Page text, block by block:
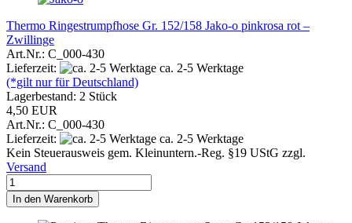
Thermo Ringestrumpfhose Gr. 152/158 Jako-o pinkrosa rot –
Zwillinge
Art.Nr.: C_000-430
Lieferzeit:
ca. 2-5 Werktage
(*gilt nur für Deutschland)
Lagerbestand: 2 Stück
4,50 EUR
Art.Nr.: C_000-430
Lieferzeit:
ca. 2-5 Werktage
Kein Steuerausweis gem. Kleinuntern.-Reg. §19 UStG zzgl.
Versand
In den Warenkorb